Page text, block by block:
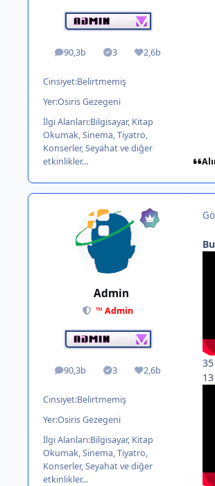
90,3b
ileti 3
Solutions2,6b
İtibar
Cinsiyet:Belirtmemiş
Yer:Osiris Gezegeni
İlgi Alanları:Bilgisayar, Kitap
Okumak, Sinema, Tiyatro,
Konserler, Seyahat ve diğer
etkinlikler...
Admin
™ Admin
90,3b
ileti 3
Solutions2,6b
İtibar
Cinsiyet:Belirtmemiş
Yer:Osiris Gezegeni
İlgi Alanları:Bilgisayar, Kitap
Okumak, Sinema, Tiyatro,
Konserler, Seyahat ve diğer
etkinlikler...